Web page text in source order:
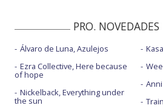
PRO. NOVEDADES
Álvaro de Luna, Azulejos
Ezra Collective, Here because
of hope
Nickelback, Everything under
the sun